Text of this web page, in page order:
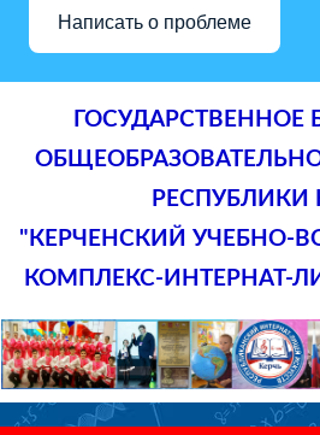
Написать о проблеме
РЕСПУБЛИКИ
"КЕРЧЕНСКИЙ УЧЕБНО-
КОМПЛЕКС-ИНТЕРНАТ-